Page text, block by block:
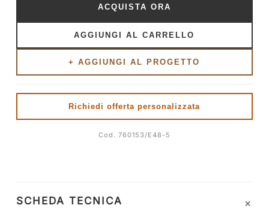
ACQUISTA ORA
AGGIUNGI AL CARRELLO
+ AGGIUNGI AL PROGETTO
Richiedi offerta personalizzata
Cod. 760153/E48-5
SCHEDA TECNICA +